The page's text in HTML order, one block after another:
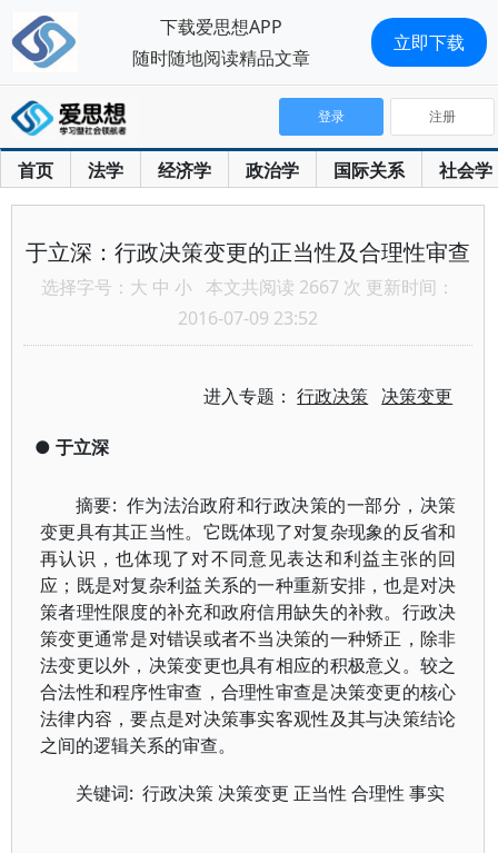
首页 法学 经济学 政治学 国际关系 社会学
登录 注册
于立深：行政决策变更的正当性及合理性审查
选择字号： 大 中 小 本文共阅读 2667 次 更新时间：
2016-07-09 23:52
进入专题：行政决策 决策变更
● 于立深
摘要: 作为法治政府和行政决策的一部分，决策
变更具有其正当性。它既体现了对复杂现象的反省和
再认识，也体现了对不同意见表达和利益主张的回
应；既是对复杂利益关系的一种重新安排，也是对决
策者理性限度的补充和政府信用缺失的补救。行政决
策变更通常是对错误或者不当决策的一种矫正，除非
法变更以外，决策变更也具有相应的积极意义。较之
合法性和程序性审查，合理性审查是决策变更的核心
法律内容，要点是对决策事实客观性及其与决策结论
之间的逻辑关系的审查。
关键词: 行政决策 决策变更 正当性 合理性 事实
下载爱思想APP
随时随地阅读精品文章
立即下载